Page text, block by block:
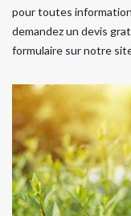
pour toutes
demandez un devis
formulaire sur notre